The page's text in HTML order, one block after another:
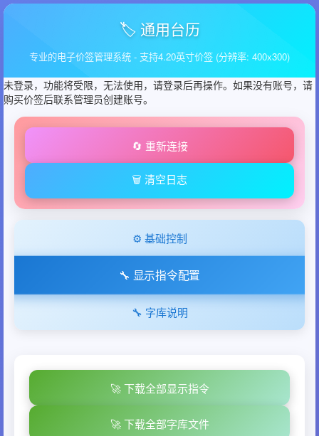
🏷️ 通用台历
专业的电子价签管理系统 - 支持4.20英寸价签 (分辨率: 400x300)
未登录，功能将受限，无法使用，请登录后再操作。如果没有账号，请
购买价签后联系管理员创建账号。
🔄 重新连接
🗑️ 清空日志
⚙️ 基础控制
🔧 显示指令配置
🔧 字库说明
🚀 下载全部显示指令
🚀 下载全部字库文件